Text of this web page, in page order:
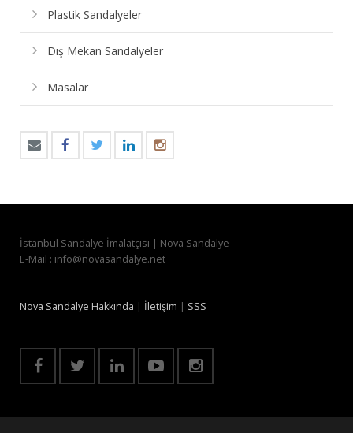
Plastik Sandalyeler
Dış Mekan Sandalyeler
Masalar
İstanbul Sandalye İmalatçısı | Nova Sandalye
E-Mail : info@novasandalye.net
Nova Sandalye Hakkında | İletişim | SSS